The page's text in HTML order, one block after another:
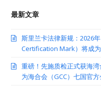
最新文章
斯里兰卡法律新规：2026
Certification Mark）将成
重磅！先施质检正式获海
为海合会（GCC）七国官